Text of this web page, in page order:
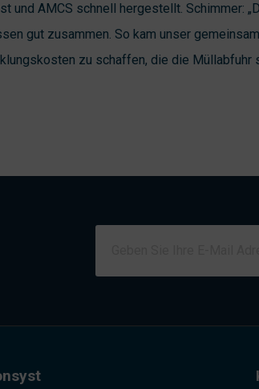
und AMCS schnell hergestellt. Schimmer:
gut zusammen. So kam unser
zu schaffen, die die Müllabfuhr